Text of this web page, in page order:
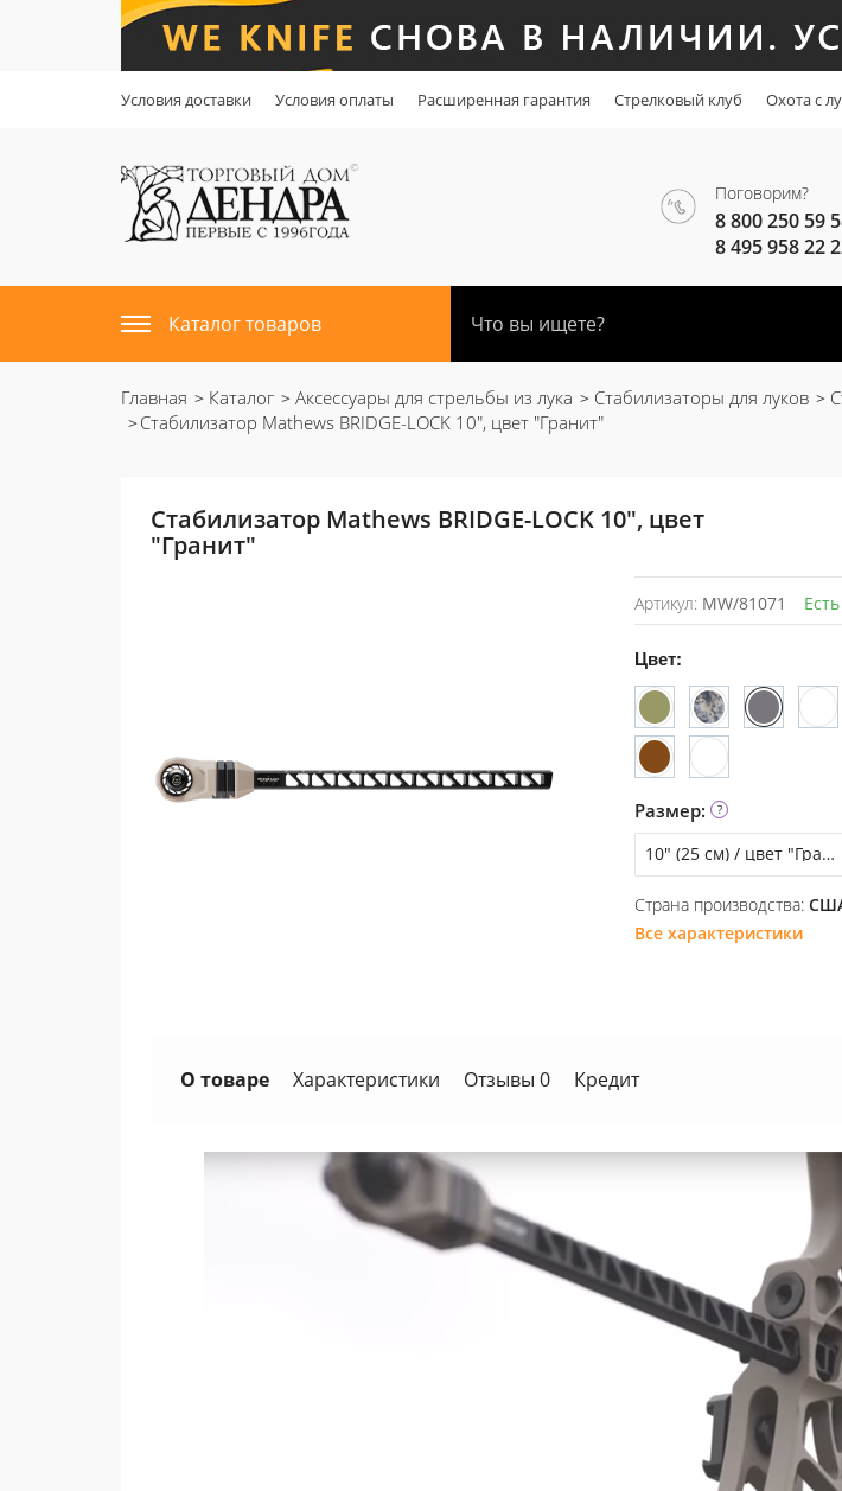
Условия доставки Условия оплаты Расширенная гарантия Стрелковый клуб Охота с
Поговорим?
8 800 250 59
8 495 958 22
Каталог товаров
Главная Каталог Аксессуары для стрельбы из лука Стабилизаторы для луков
Стабилизатор Mathews BRIDGE-LOCK 10", цвет "Гранит"
Стабилизатор Mathews BRIDGE-LOCK 10", цвет
"Гранит"
Артикул: MW/81071
Цвет:
Размер:
10" (25 см) / цвет "Гранит"
10" (25 см) / цвет
10" Optifade Elevated ll
8" (20 см) / цвет "Земля"
8" (20 см) / цвет черный
10" (25 см) / цвет
10" (25 см) / цвет черный
8" (20 см) / цвет "kodiak"
10" (25 см) / цвет "серый"
Страна производства:
Все характеристики
О товаре Характеристики Отзывы 0 Кредит